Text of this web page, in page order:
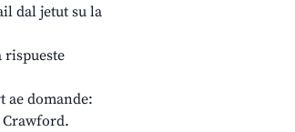
dal jetut su la
rispueste
ae domande: